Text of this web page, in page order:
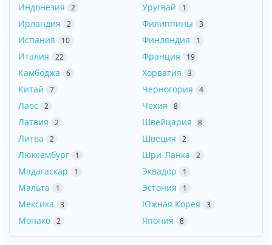
Индонезия 2
Ирландия 2
Испания 10
Италия 22
Камбоджа 6
Китай 7
Лаос 2
Латвия 2
Литва 2
Люксембург 1
Мадагаскар 1
Мальта 1
Мексика 3
Монако 2
Уругвай 1
Филиппины 3
Финляндия 1
Франция 19
Хорватия 3
Черногория 4
Чехия 8
Швейцария 8
Швеция 2
Шри-Ланка 2
Эквадор 1
Эстония 1
Южная Корея 3
Япония 8